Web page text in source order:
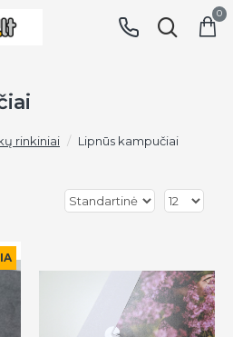
0
rinkiniai Lipnūs kampučiai